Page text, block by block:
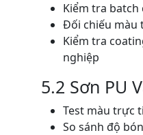
Kiểm tra batch
Đối chiếu màu
Kiểm tra
nghiệp
5.2 Sơn PU
Test màu trực
So sánh độ